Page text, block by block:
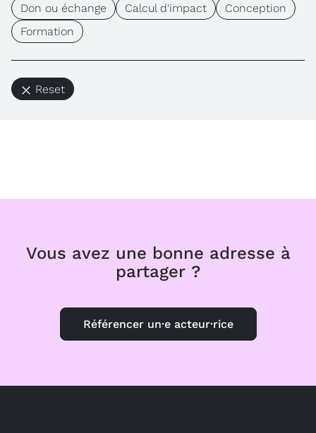
Don ou échange Calcul d'impact
Conception
Formation
Reset
Vous avez une bonne adresse à
partager ?
Référencer un·e acteur·rice